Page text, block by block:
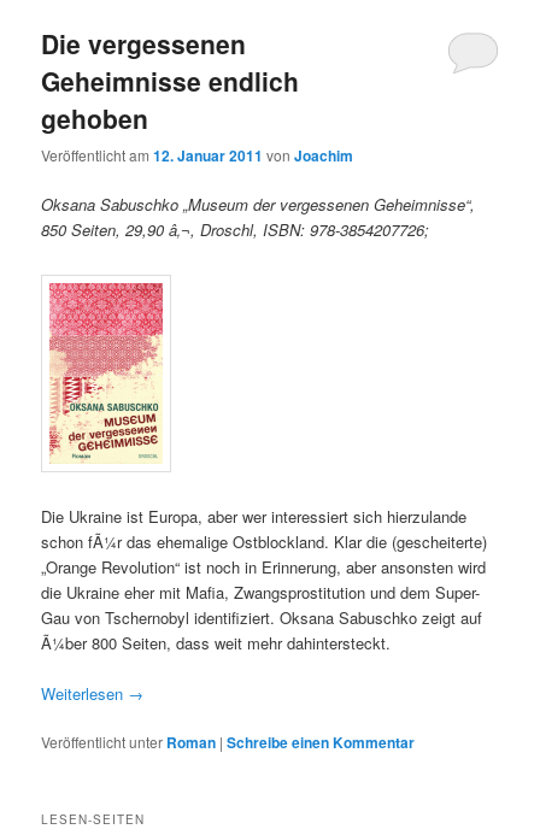
Die vergessenen
Geheimnisse endlich
gehoben
Veröffentlicht am12. Januar 2011 vonJoachim
Oksana Sabuschko „Museum der vergessenen Geheimnisse“,
850 Seiten, 29,90 â‚¬, Droschl, ISBN: 978-3854207726;
Die Ukraine ist Europa, aber wer interessiert sich hierzulande
schon fÃ¼r das ehemalige Ostblockland. Klar die (gescheiterte)
„Orange Revolution“ ist noch in Erinnerung, aber ansonsten wird
die Ukraine eher mit Mafia, Zwangsprostitution und dem Super-
Gau von Tschernobyl identifiziert. Oksana Sabuschko zeigt auf
Ã¼ber 800 Seiten, dass weit mehr dahintersteckt.
Weiterlesen →
Veröffentlicht unter Roman |Schreibe einen Kommentar
LESEN-SEITEN